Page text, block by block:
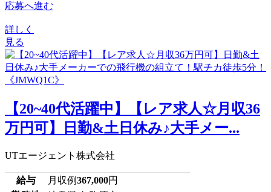
応募へ進む
詳しく
見る
【20~40代活躍中】【レア求人☆月収36
万円可】日勤&土日休み♪大手メー...
UTエージェント株式会社
給与 月収例367,000円